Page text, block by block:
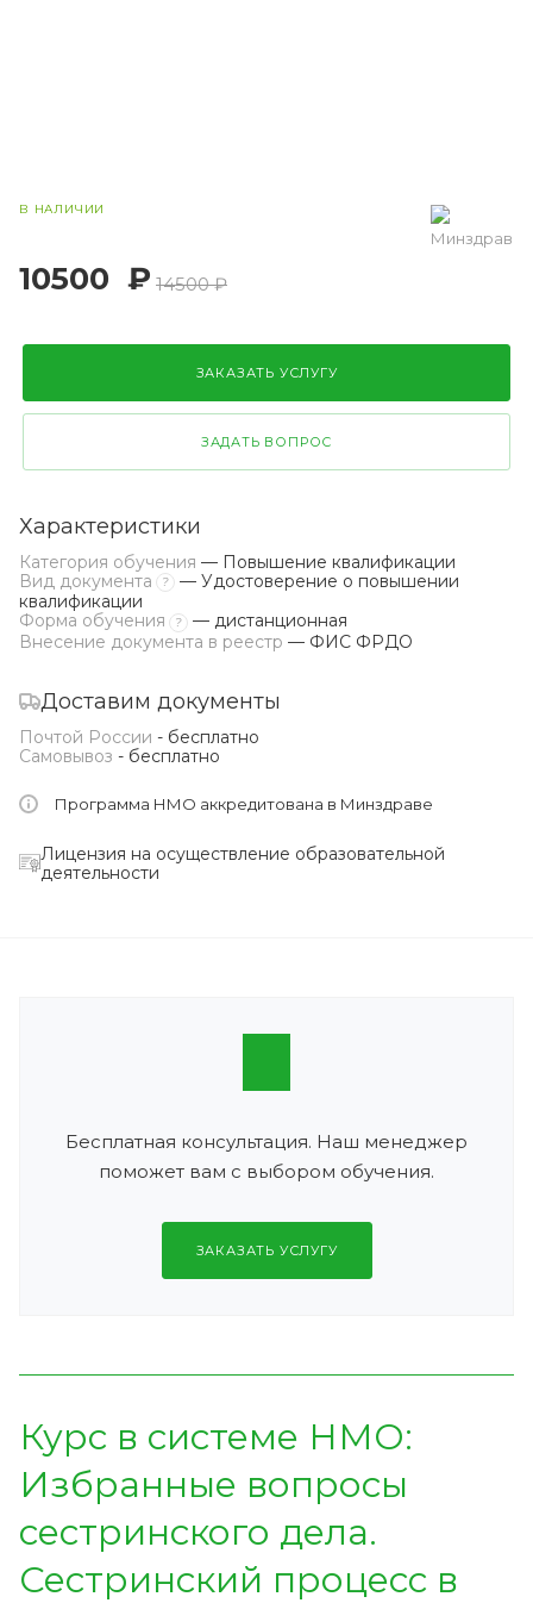
В НАЛИЧИИ
10500 ₽ 14500 ₽
ЗАКАЗАТЬ УСЛУГУ
ЗАДАТЬ ВОПРОС
Характеристики
Категория обучения — Повышение квалификации
Вид документа
?
— Удостоверение о повышении
квалификации
Форма обучения
?
— дистанционная
Внесение документа в реестр — ФИС ФРДО
Доставим документы
Почтой России - бесплатно
Самовывоз - бесплатно
Программа НМО аккредитована в Минздраве
Лицензия на осуществление образовательной
деятельности
Бесплатная консультация. Наш менеджер
поможет вам с выбором обучения.
ЗАКАЗАТЬ УСЛУГУ
Курс в системе НМО:
Избранные вопросы
сестринского дела.
Сестринский процесс в